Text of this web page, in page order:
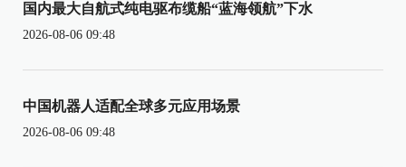
国内最大自航式纯电驱布缆船“蓝海领航”下水
2026-08-06 09:48
中国机器人适配全球多元应用场景
2026-08-06 09:48